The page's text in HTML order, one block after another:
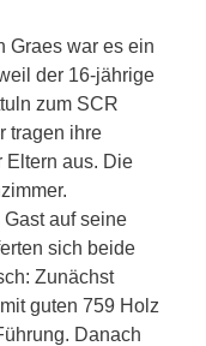
Graes war es ein
der 16-jährige
zum SCR
tragen ihre
Eltern aus. Die
auf seine
sich beide
Zunächst
guten 759 Holz
Danach